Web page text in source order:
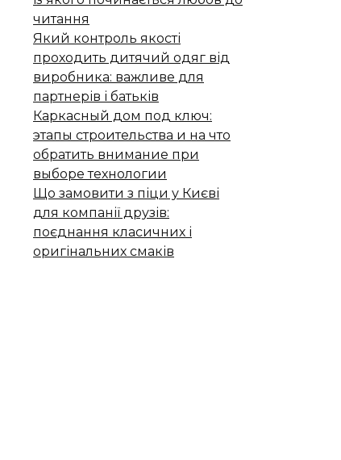
читання
Який контроль якості
проходить дитячий одяг від
виробника: важливе для
партнерів і батьків
Каркасный дом под ключ:
этапы строительства и на что
обратить внимание при
выборе технологии
Що замовити з піци у Києві
для компанії друзів:
поєднання класичних і
оригінальних смаків